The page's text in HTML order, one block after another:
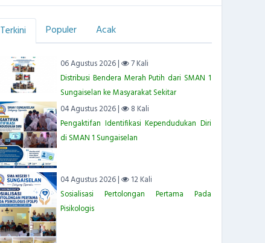
Terkini Populer Acak
06 Agustus 2026 |
7 Kali
Distribusi Bendera Merah Putih dari SMAN 1
Sungaiselan ke Masyarakat Sekitar
04 Agustus 2026 |
8 Kali
Pengaktifan Identifikasi Kependudukan Diri
di SMAN 1 Sungaiselan
04 Agustus 2026 |
12 Kali
Sosialisasi Pertolongan Pertama Pada
Pisikologis